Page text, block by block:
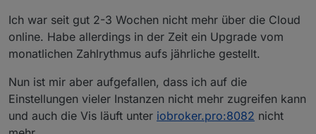
Ich war seit gut 2-3 Wochen nicht mehr über die Cloud
online. Habe allerdings in der Zeit ein Upgrade vom
monatlichen Zahlrythmus aufs jährliche gestellt.
Nun ist mir aber aufgefallen, dass ich auf die
Einstellungen vieler Instanzen nicht mehr zugreifen kann
und auch die Vis läuft unter iobroker.pro:8082 nicht